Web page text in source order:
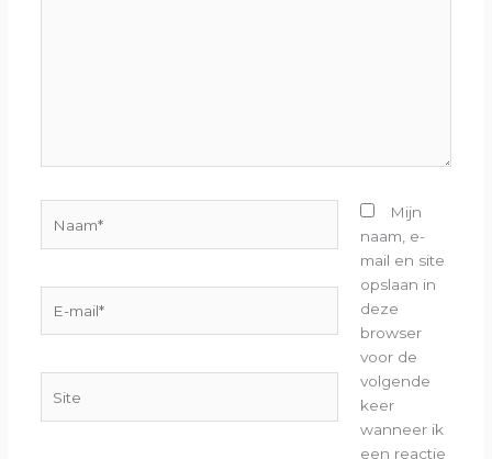
mail*
Mijn
naam, e-
mail en site
opslaan in
deze
browser
voor de
volgende
keer
wanneer ik
een reactie